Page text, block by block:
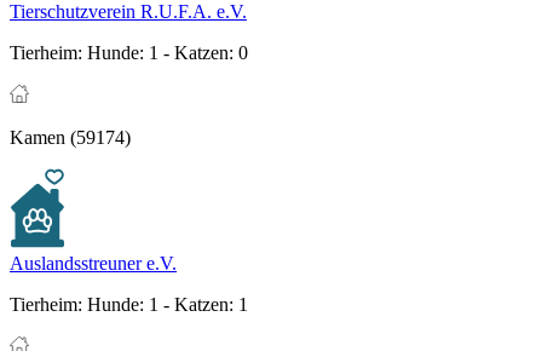
Tierschutzverein R.U.F.A. e.V.
Tierheim: Hunde: 1 - Katzen: 0
Kamen (59174)
Auslandsstreuner e.V.
Tierheim: Hunde: 1 - Katzen: 1